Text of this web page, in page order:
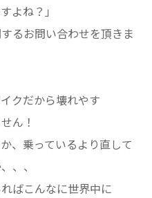
よね？」
るお問い合わせを頂きま
クだから壊れやす
ん！
、乗っているより直して
、、
ばこんなに世界中に